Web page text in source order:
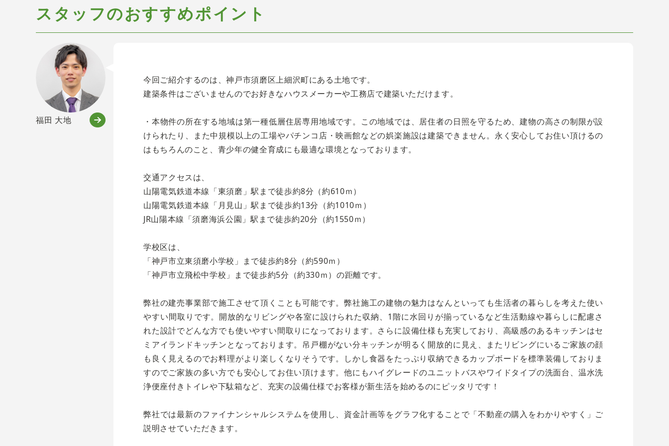
スタッフのおすすめポイント
福田 大地
今回ご紹介するのは、神戸市須磨区上細沢町にある土地です。
建築条件はございませんのでお好きなハウスメーカーや工務店で建築いただけます。
・本物件の所在する地域は第一種低層住居専用地域です。この地域では、居住者の日照を守るため、建物の高さの制限が設
けられたり、また中規模以上の工場やパチンコ店・映画館などの娯楽施設は建築できません。永く安心してお住い頂けるの
はもちろんのこと、青少年の健全育成にも最適な環境となっております。
交通アクセスは、
山陽電気鉄道本線「東須磨」駅まで徒歩約8分（約610ｍ）
山陽電気鉄道本線「月見山」駅まで徒歩約13分（約1010ｍ）
JR山陽本線「須磨海浜公園」駅まで徒歩約20分（約1550ｍ）
学校区は、
「神戸市立東須磨小学校」まで徒歩約8分（約590ｍ）
「神戸市立飛松中学校」まで徒歩約5分（約330ｍ）の距離です。
弊社の建売事業部で施工させて頂くことも可能です。弊社施工の建物の魅力はなんといっても生活者の暮らしを考えた使い
やすい間取りです。開放的なリビングや各室に設けられた収納、1階に水回りが揃っているなど生活動線や暮らしに配慮さ
れた設計でどんな方でも使いやすい間取りになっております。さらに設備仕様も充実しており、高級感のあるキッチンはセ
ミアイランドキッチンとなっております。吊戸棚がない分キッチンが明るく開放的に見え、またリビングにいるご家族の顔
も良く見えるのでお料理がより楽しくなりそうです。しかし食器をたっぷり収納できるカップボードを標準装備しておりま
すのでご家族の多い方でも安心してお住い頂けます。他にもハイグレードのユニットバスやワイドタイプの洗面台、温水洗
浄便座付きトイレや下駄箱など、充実の設備仕様でお客様が新生活を始めるのにピッタリです！
弊社では最新のファイナンシャルシステムを使用し、資金計画等をグラフ化することで「不動産の購入をわかりやすく」ご
説明させていただきます。